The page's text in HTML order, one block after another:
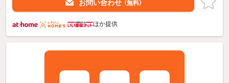
お問い合わせ （無料）
ほか提供